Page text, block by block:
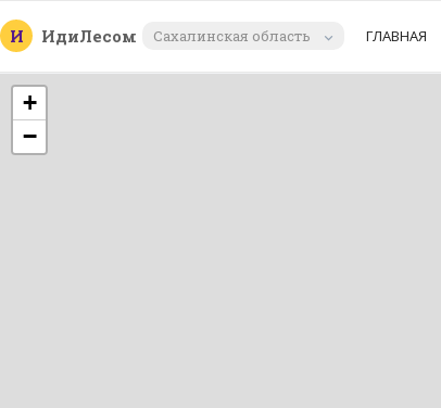
И ИдиЛесом Сахалинская область ГЛАВНАЯ
+
−